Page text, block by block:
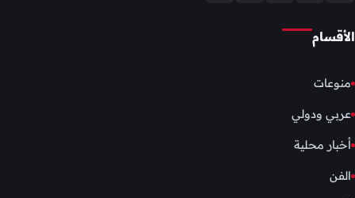
الأقسام
منوعات
عربي ودولي
أخبار محلية
الفن